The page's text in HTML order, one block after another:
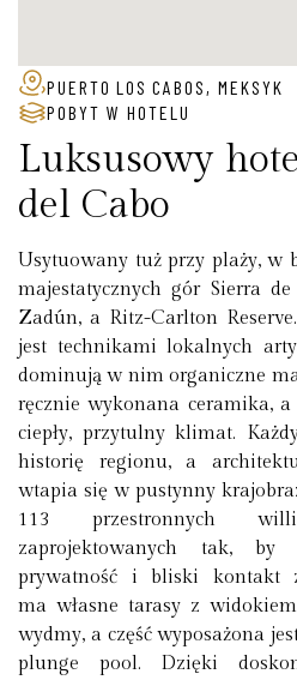
PUERTO LOS CABOS, MEKSYK
POBYT W HOTELU
Luksusowy
del Cabo
Usytuowany tuż przy plaży, w
majestatycznych gór Sierra
Zadún, a Ritz-Carlton
jest technikami lokalnych
dominują w nim organiczne
ręcznie wykonana ceramika,
ciepły, przytulny klimat.
historię regionu, a
wtapia się w pustynny
113 przestronnych
zaprojektowanych tak, by
prywatność i bliski kontakt
ma własne tarasy z
wydmy, a część wyposażona
plunge pool. Dzięki